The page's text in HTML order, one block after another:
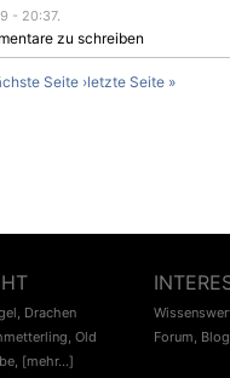
- 20:37.
zu schreiben
Seite ›letzte Seite »
, Drachen
, Old
, [mehr...]
Forum, Blog